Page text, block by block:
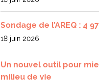
Sondage de l’AREQ : 4
18 juin 2026
Un nouvel outil pour
milieu de vie